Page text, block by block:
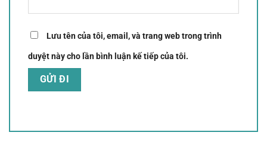
Lưu tên của tôi, email, và trang web trong trình
duyệt này cho lần bình luận kế tiếp của tôi.